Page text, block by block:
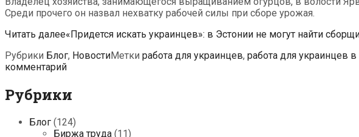
Среди прочего он назвал нехватку рабочей силы при сборе урожая.
Читать далее«Придется искать украинцев»: в Эстонии не могут найти
Рубрики Блог, НовостиМетки работа для украинцев, работа для украинцев
комментарий
Рубрики
Блог (124)
Биржа труда (11)